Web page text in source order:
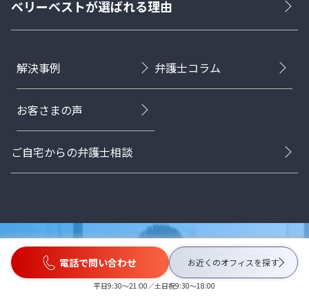
電話で問い合わせ お近くのオフィスを探す
平日9:30〜21:00／土日祝9:30〜18:00
ベリーベストが選ばれる理由
解決事例 弁護士コラム
お客さまの声
ご自宅からの弁護士相談
採用情報